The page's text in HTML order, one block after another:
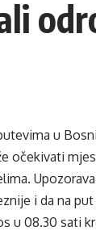
u
očekivati
i da na
u 08.30 sati